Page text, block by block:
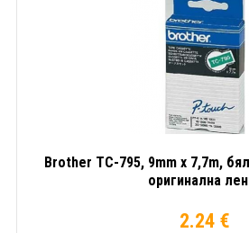
Brother TC-795, 9mm x 7,7m,
оригинална
2.24 €